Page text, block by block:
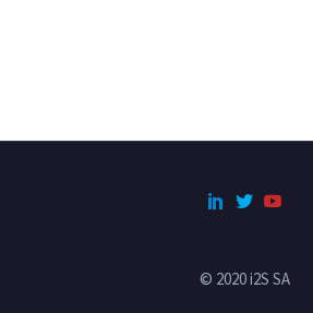
© 2020 i2S SA